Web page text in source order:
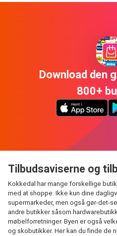
Download den
800+
Tilbudsaviserne og
Kokkedal har mange forskellige
med at shoppe. Ikke kun dine
supermarkeder, men også gør-det-
andre butikker såsom
møbelforretninger. Byen er også
og skobutikker. Her kan du finde de